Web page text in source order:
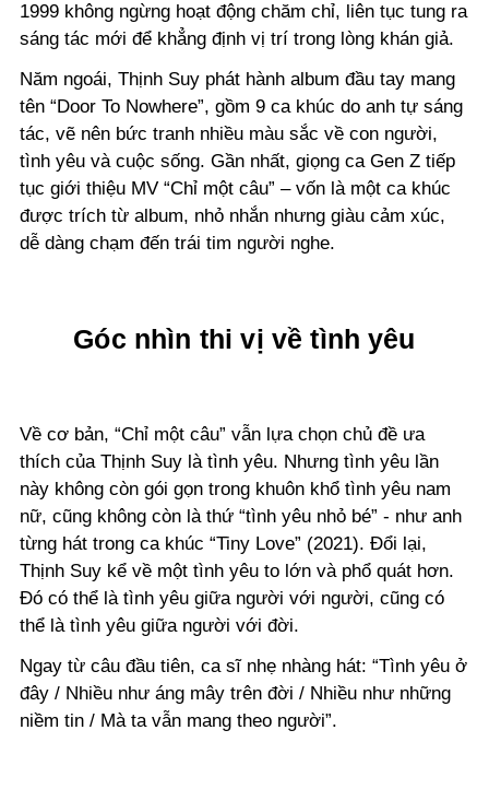
1999 không ngừng hoạt động chăm chỉ, liên tục tung ra
sáng tác mới để khẳng định vị trí trong lòng khán giả.
Năm ngoái, Thịnh Suy phát hành album đầu tay mang
tên “Door To Nowhere”, gồm 9 ca khúc do anh tự sáng
tác, vẽ nên bức tranh nhiều màu sắc về con người,
tình yêu và cuộc sống. Gần nhất, giọng ca Gen Z tiếp
tục giới thiệu MV “Chỉ một câu” – vốn là một ca khúc
được trích từ album, nhỏ nhắn nhưng giàu cảm xúc,
dễ dàng chạm đến trái tim người nghe.
Góc nhìn thi vị về tình yêu
Về cơ bản, “Chỉ một câu” vẫn lựa chọn chủ đề ưa
thích của Thịnh Suy là tình yêu. Nhưng tình yêu lần
này không còn gói gọn trong khuôn khổ tình yêu nam
nữ, cũng không còn là thứ “tình yêu nhỏ bé” - như anh
từng hát trong ca khúc “Tiny Love” (2021). Đổi lại,
Thịnh Suy kể về một tình yêu to lớn và phổ quát hơn.
Đó có thể là tình yêu giữa người với người, cũng có
thể là tình yêu giữa người với đời.
Ngay từ câu đầu tiên, ca sĩ nhẹ nhàng hát: “Tình yêu ở
đây / Nhiều như áng mây trên đời / Nhiều như những
niềm tin / Mà ta vẫn mang theo người”.